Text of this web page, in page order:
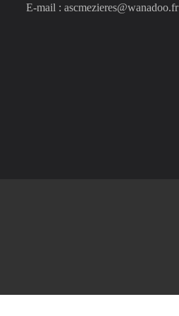
E-mail : ascmezieres@wanadoo.fr